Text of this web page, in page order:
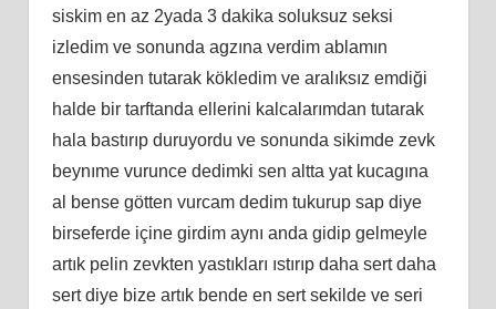
siskim en az 2yada 3 dakika soluksuz seksi
izledim ve sonunda agzına verdim ablamın
ensesinden tutarak kökledim ve aralıksız emdiği
halde bir tarftanda ellerini kalcalarımdan tutarak
hala bastırıp duruyordu ve sonunda sikimde zevk
beynıme vurunce dedimki sen altta yat kucagına
al bense götten vurcam dedim tukurup sap diye
birseferde içine girdim aynı anda gidip gelmeyle
artık pelin zevkten yastıkları ıstırıp daha sert daha
sert diye bize artık bende en sert sekilde ve seri